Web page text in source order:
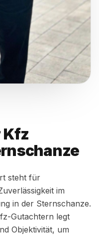
Kfz
steht für
im
in der Sternschanze.
Gutachtern legt
Objektivität, um